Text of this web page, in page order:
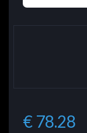
€ 78.28